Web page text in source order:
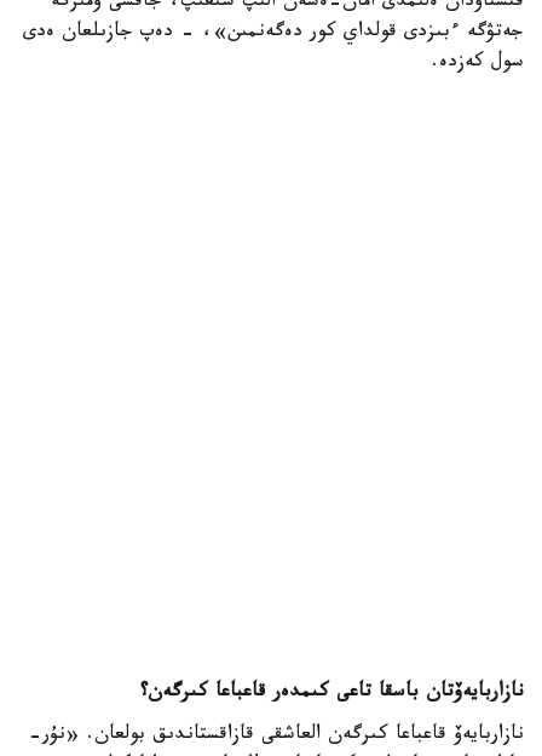
جەتۋگە ءبىزدى قولداي كور دەگەنمىن»، - دەپ جازىلعان ەدى
سول كەزدە.
نازاربايەۆتان باسقا تاعى كىمدەر قاعباعا كىرگەن؟
نازاربايەۆ قاعباعا كىرگەن العاشقى قازاقستاندىق بولعان. «نۇر-